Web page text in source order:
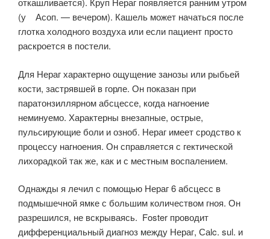
(у Асоп. — вечером). Кашель может начаться после
глотка холодного воздуха или если пациент просто
раскроется в постели.
Для Нераг характерно ощущение занозы или рыбьей
кости, застрявшей в горле. Он показан при
паратонзиллярном абсцессе, когда нагноение
неминуемо. Характерны внезапные, острые,
пульсирующие боли и озноб. Нераг имеет сродство к
процессу нагноения. Он справляется с гектической
лихорадкой так же, как и с местным воспалением.
Однажды я лечил с помощью Нераг 6 абсцесс в
подмышечной ямке с большим количеством гноя. Он
разрешился, не вскрываясь. Foster проводит
дифференциальный диагноз между Нераг, Саlc. sul. и